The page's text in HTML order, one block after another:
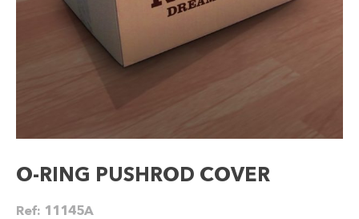
O-RING PUSHROD COVER
Ref: 11145A